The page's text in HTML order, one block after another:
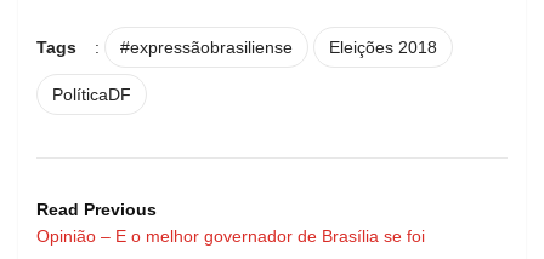
Tags : #expressãobrasiliense Eleições 2018
PolíticaDF
Read Previous
Opinião – E o melhor governador de Brasília se foi